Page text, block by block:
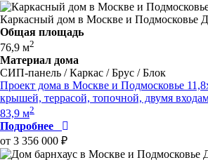
Каркасный дом в Москве и Подмосковье
Общая площадь
76,9 м2
Материал дома
СИП-панель / Каркас / Брус / Блок
Проект дома в Москве и Подмосковье
крышей, террасой, топочной, двумя
83,9 м2
Подробнее
от 3 356 000 ₽